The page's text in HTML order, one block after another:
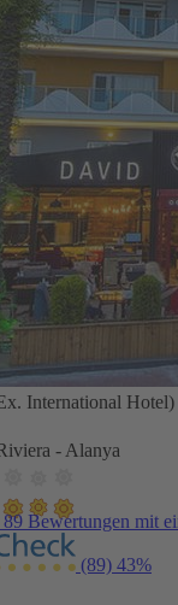
International Hotel)
- Alanya
Bewertungen mit
(89) 43%